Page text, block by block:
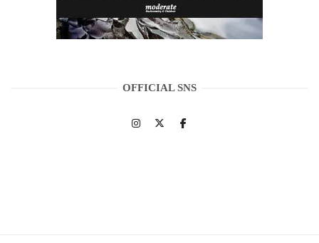
OFFICIAL SNS